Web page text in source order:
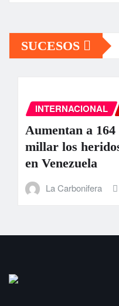
SUCESOS
INTERNACIONAL
Aumentan a 164
millar los
en Venezuela
La Carbonifera